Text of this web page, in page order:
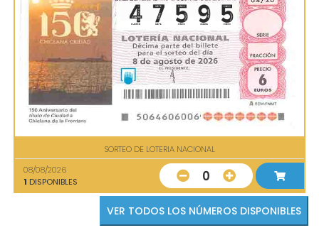
SORTEO DE LOTERIA NACIONAL
08/08/2026
1 DISPONIBLES 0
VER TODOS LOS NÚMEROS DISPONIBLES